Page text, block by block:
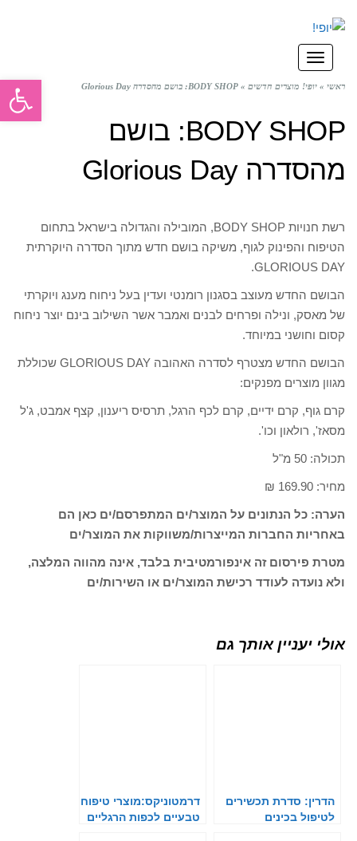
תפריט
ראשי » יופי! מוצרים חדשים » BODY SHOP: בושם מהסדרה Glorious Day
BODY SHOP: בושם
מהסדרה Glorious Day
רשת חנויות BODY SHOP, המובילה והגדולה בישראל בתחום
הטיפוח והפינוק לגוף, משיקה בושם חדש מתוך הסדרה היוקרתית
GLORIOUS DAY.
הבושם החדש מעוצב בסגנון רומנטי ועדין בעל ניחוח מענג ויוקרתי
של מאסק, ונילה ופרחים לבנים ואמבר אשר השילוב בינם יוצר ניחוח
קסום וחושני במיוחד.
הבושם החדש מצטרף לסדרה האהובה GLORIOUS DAY שכוללת
מגוון מוצרים מפנקים:
קרם גוף, קרם ידיים, קרם לכף הרגל, תרסיס ריענון, קצף אמבט, ג'ל
מסאז', רולאון וכו'.
תכולה: 50 מ"ל
מחיר: 169.90 ₪
הערה: כל הנתונים על המוצר/ים המתפרסם/ים כאן הם
באחריות החברות המייצרות/משווקות את המוצר/ים
מטרת פירסום זה אינפורמטיבית בלבד, אינה מהווה המלצה,
ולא נועדה לעודד רכישת המוצר/ים או השירות/ים
אולי יעניין אותך גם
הדרין: סדרת תכשירים
לטיפול בכינים
דרמטוניקס:מוצרי טיפוח
טבעיים לכפות הרגליים
פתח